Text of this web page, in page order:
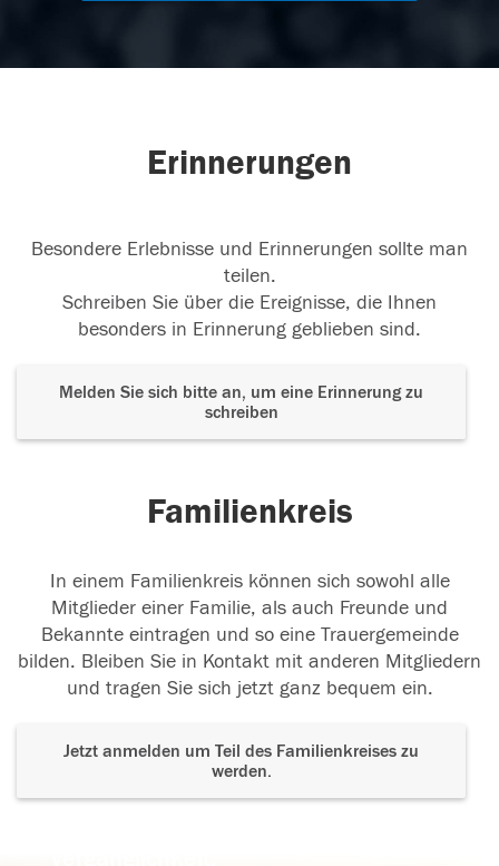
Erinnerungen
Besondere Erlebnisse und Erinnerungen sollte man
teilen.
Schreiben Sie über die Ereignisse, die Ihnen
besonders in Erinnerung geblieben sind.
Melden Sie sich bitte an, um eine Erinnerung zu
schreiben
Familienkreis
In einem Familienkreis können sich sowohl alle
Mitglieder einer Familie, als auch Freunde und
Bekannte eintragen und so eine Trauergemeinde
bilden. Bleiben Sie in Kontakt mit anderen Mitgliedern
und tragen Sie sich jetzt ganz bequem ein.
Jetzt anmelden um Teil des Familienkreises zu
werden.